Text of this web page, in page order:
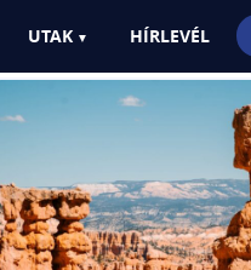
UTAK HÍRLEVÉL